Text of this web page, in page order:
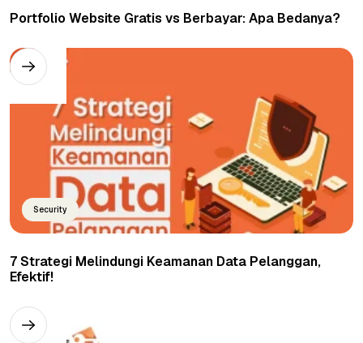
Portfolio Website Gratis vs Berbayar: Apa Bedanya?
Security
7 Strategi Melindungi Keamanan Data Pelanggan,
Efektif!